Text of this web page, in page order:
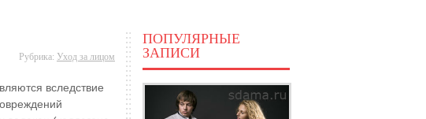
Рубрика: Уход за лицом
вследствие
ПОПУЛЯРНЫЕ
ЗАПИСИ